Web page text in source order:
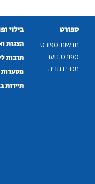
ספורט
חדשות ספורט
ספורט נוער
מכבי נתניה
בילוי
הצגות
תרבות
מסעדות
תיירות
...